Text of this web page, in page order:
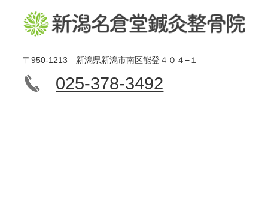
〒950-1213 新潟県新潟市南区能登４０４−１
025-378-3492